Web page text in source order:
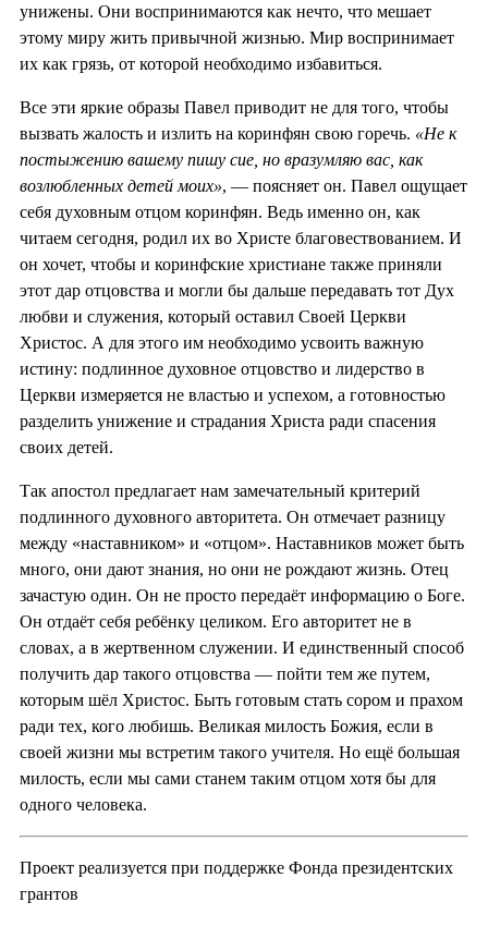
унижены. Они воспринимаются как нечто, что мешает
этому миру жить привычной жизнью. Мир воспринимает
их как грязь, от которой необходимо избавиться.
Все эти яркие образы Павел приводит не для того, чтобы
вызвать жалость и излить на коринфян свою горечь. «Не к
постыжению вашему пишу сие, но вразумляю вас, как
возлюбленных детей моих», — поясняет он. Павел ощущает
себя духовным отцом коринфян. Ведь именно он, как
читаем сегодня, родил их во Христе благовествованием. И
он хочет, чтобы и коринфские христиане также приняли
этот дар отцовства и могли бы дальше передавать тот Дух
любви и служения, который оставил Своей Церкви
Христос. А для этого им необходимо усвоить важную
истину: подлинное духовное отцовство и лидерство в
Церкви измеряется не властью и успехом, а готовностью
разделить унижение и страдания Христа ради спасения
своих детей.
Так апостол предлагает нам замечательный критерий
подлинного духовного авторитета. Он отмечает разницу
между «наставником» и «отцом». Наставников может быть
много, они дают знания, но они не рождают жизнь. Отец
зачастую один. Он не просто передаёт информацию о Боге.
Он отдаёт себя ребёнку целиком. Его авторитет не в
словах, а в жертвенном служении. И единственный способ
получить дар такого отцовства — пойти тем же путем,
которым шёл Христос. Быть готовым стать сором и прахом
ради тех, кого любишь. Великая милость Божия, если в
своей жизни мы встретим такого учителя. Но ещё большая
милость, если мы сами станем таким отцом хотя бы для
одного человека.
Проект реализуется при поддержке Фонда президентских
грантов